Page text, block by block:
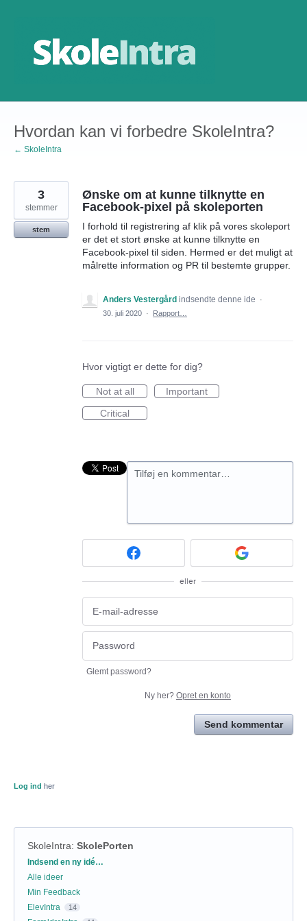
Hvordan kan vi forbedre SkoleIntra?
← SkoleIntra
Ønske om at kunne tilknytte en
Facebook-pixel på skoleporten
I forhold til registrering af klik på vores skoleport
er det et stort ønske at kunne tilknytte en
Facebook-pixel til siden. Hermed er det muligt at
målrette information og PR til bestemte grupper.
3
stemmer
stem
Anders Vestergård indsendte denne ide
·
30. juli 2020 · Rapport…
Hvor vigtigt er dette for dig?
Not at all
Important
Critical
Tilføj en kommentar…
eller
Glemt password?
Ny her? Opret en konto
Send kommentar
Log ind her
SkoleIntra: SkolePorten
Kategorier
Indsend en ny idé…
Alle ideer
Min Feedback
ElevIntra
14